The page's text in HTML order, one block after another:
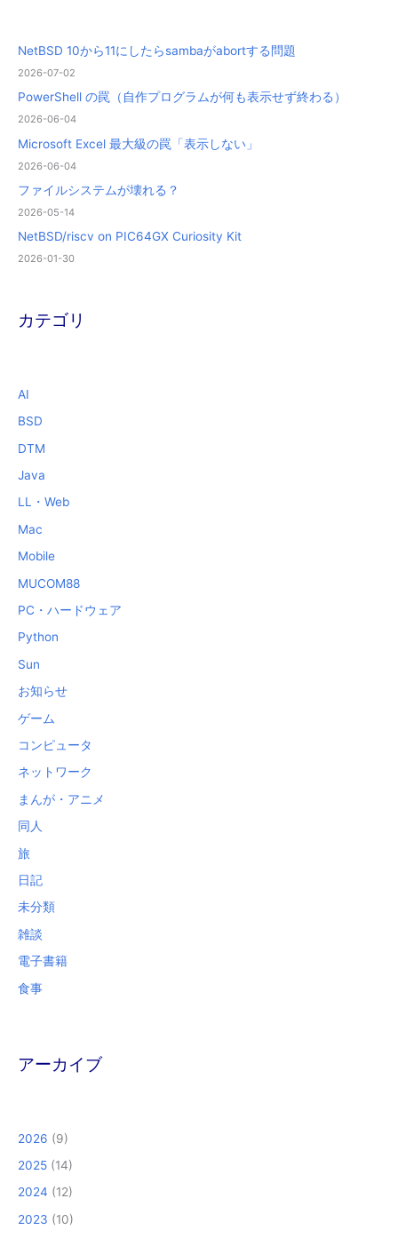
NetBSD 10から11にしたらsambaがabortする問題
2026-07-02
PowerShell の罠（自作プログラムが何も表示せず終わる）
2026-06-04
Microsoft Excel 最大級の罠「表示しない」
2026-06-04
ファイルシステムが壊れる？
2026-05-14
NetBSD/riscv on PIC64GX Curiosity Kit
2026-01-30
カテゴリ
AI
BSD
DTM
Java
LL・Web
Mac
Mobile
MUCOM88
PC・ハードウェア
Python
Sun
お知らせ
ゲーム
コンピュータ
ネットワーク
まんが・アニメ
同人
旅
日記
未分類
雑談
電子書籍
食事
アーカイブ
2026 (9)
2025 (14)
2024 (12)
2023 (10)